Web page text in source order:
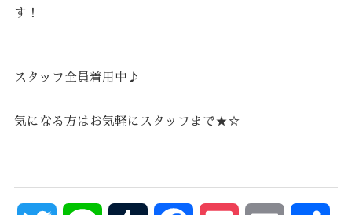
す！
スタッフ全員着用中♪
気になる方はお気軽にスタッフまで★☆